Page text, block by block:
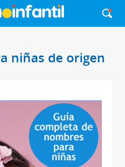
niñas de origen